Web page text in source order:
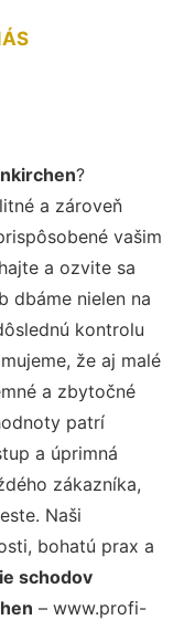
?
a zároveň
vašim
a ozvite sa
dbáme nielen na
kontrolu
že aj malé
a zbytočné
patrí
a úprimná
zákazníka,
Naši
bohatú prax a
schodov
– www.profi-